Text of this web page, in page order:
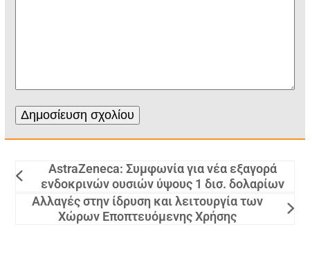
AstraZeneca: Συμφωνία για νέα εξαγορά
ενδοκρινών ουσιών ύψους 1 δισ. δολαρίων
Αλλαγές στην ίδρυση και λειτουργία των
Χώρων Εποπτευόμενης Χρήσης